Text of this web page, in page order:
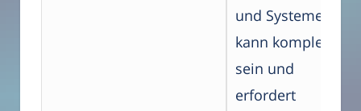
und Systeme
kann komplex
sein und
erfordert